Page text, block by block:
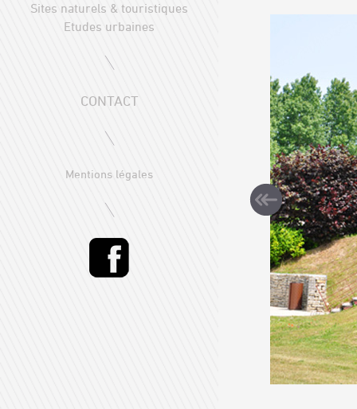
Sites naturels & touristiques
Etudes urbaines
CONTACT
Mentions légales